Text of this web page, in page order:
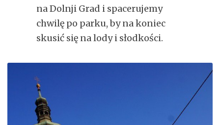
na Dolnji Grad i spacerujemy
chwilę po parku, by na koniec
skusić się na lody i słodkości.